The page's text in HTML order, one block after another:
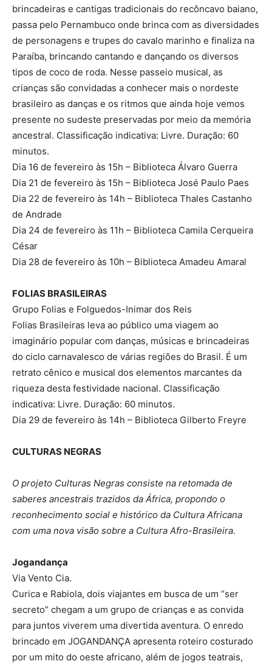
brincadeiras e cantigas tradicionais do recôncavo baiano,
passa pelo Pernambuco onde brinca com as diversidades
de personagens e trupes do cavalo marinho e finaliza na
Paraíba, brincando cantando e dançando os diversos
tipos de coco de roda. Nesse passeio musical, as
crianças são convidadas a conhecer mais o nordeste
brasileiro as danças e os ritmos que ainda hoje vemos
presente no sudeste preservadas por meio da memória
ancestral. Classificação indicativa: Livre. Duração: 60
minutos.
Dia 16 de fevereiro às 15h – Biblioteca Álvaro Guerra
Dia 21 de fevereiro às 15h – Biblioteca José Paulo Paes
Dia 22 de fevereiro às 14h – Biblioteca Thales Castanho
de Andrade
Dia 24 de fevereiro às 11h – Biblioteca Camila Cerqueira
César
Dia 28 de fevereiro às 10h – Biblioteca Amadeu Amaral
FOLIAS BRASILEIRAS
Grupo Folias e Folguedos-Inimar dos Reis
Folias Brasileiras leva ao público uma viagem ao
imaginário popular com danças, músicas e brincadeiras
do ciclo carnavalesco de várias regiões do Brasil. É um
retrato cênico e musical dos elementos marcantes da
riqueza desta festividade nacional. Classificação
indicativa: Livre. Duração: 60 minutos.
Dia 29 de fevereiro às 14h – Biblioteca Gilberto Freyre
CULTURAS NEGRAS
O projeto Culturas Negras consiste na retomada de
saberes ancestrais trazidos da África, propondo o
reconhecimento social e histórico da Cultura Africana
com uma nova visão sobre a Cultura Afro-Brasileira.
Jogandança
Via Vento Cia.
Curica e Rabiola, dois viajantes em busca de um “ser
secreto” chegam a um grupo de crianças e as convida
para juntos viverem uma divertida aventura. O enredo
brincado em JOGANDANÇA apresenta roteiro costurado
por um mito do oeste africano, além de jogos teatrais,